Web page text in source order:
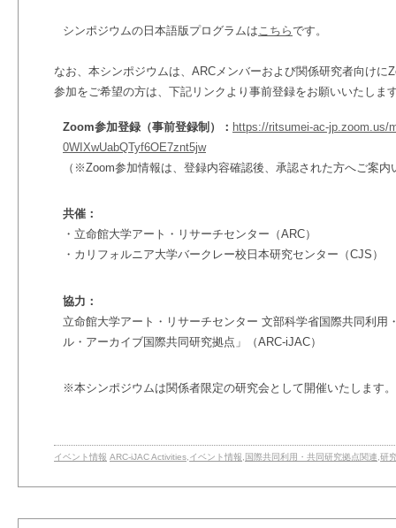
シンポジウムの日本語版プログラムはこちらです。
なお、本シンポジウムは、 ARCメンバーおよび関係研究者向けに
参加をご希望の方は、 下記リンクより事前登録をお願いいたしま
Zoom参加登録（事前登録制）： https://ritsumei-ac-jp.zoom.us/
0WIXwUabQTyf6OE7znt5jw
（※Zoom参加情報は、登録内容確認後、 承認された方へご案内
共催：
・立命館大学アート・リサーチセンター（ARC）
・カリフォルニア大学バークレー校日本研究センター（CJS）
協力：
立命館大学アート・リサーチセンター 文部科学省国際共同利用
ル・アーカイブ国際共同研究拠点」（ARC-iJAC）
※本シンポジウムは関係者限定の研究会として開催いたします。
イベント情報 ARC-iJAC Activities イベント情報 国際共同利用・共同研究拠点関連 研